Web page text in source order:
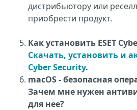
дистрибьютору или
приобрести продукт.
Как установить ESET
Скачать, установить и
Cyber Security.
macOS - безопасная
Зачем мне нужен
для нее?